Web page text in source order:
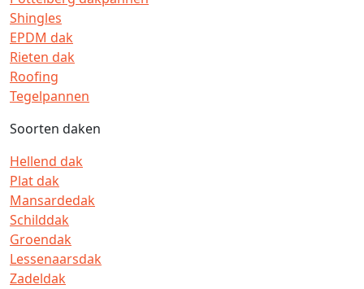
Shingles
EPDM dak
Rieten dak
Roofing
Tegelpannen
Soorten daken
Hellend dak
Plat dak
Mansardedak
Schilddak
Groendak
Lessenaarsdak
Zadeldak